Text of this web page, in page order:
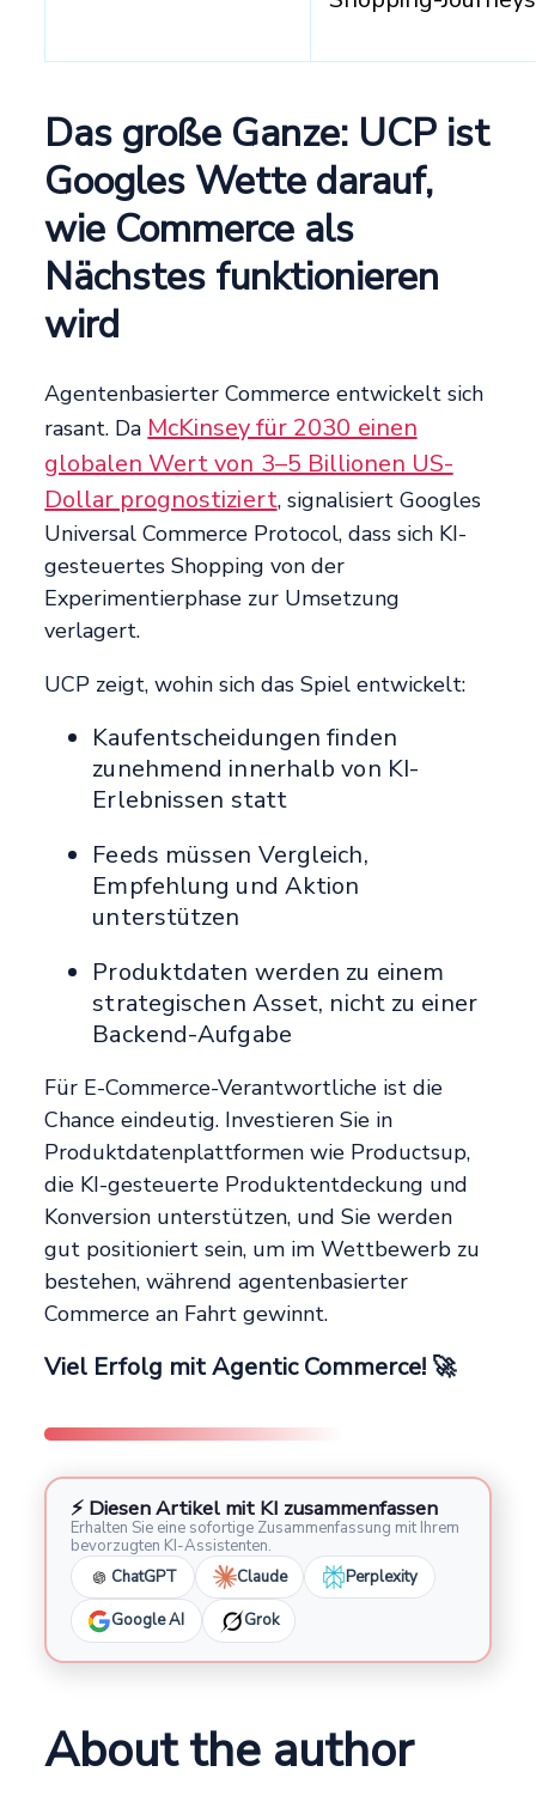
Das große Ganze: UCP ist
Googles Wette darauf,
wie Commerce als
Nächstes funktionieren
wird
Agentenbasierter Commerce entwickelt sich
rasant. Da McKinsey für 2030 einen
globalen Wert von 3–5 Billionen US-
Dollar prognostiziert, signalisiert Googles
Universal Commerce Protocol, dass sich KI-
gesteuertes Shopping von der
Experimentierphase zur Umsetzung
verlagert.
UCP zeigt, wohin sich das Spiel entwickelt:
Kaufentscheidungen finden
zunehmend innerhalb von KI-
Erlebnissen statt
Feeds müssen Vergleich,
Empfehlung und Aktion
unterstützen
Produktdaten werden zu einem
strategischen Asset, nicht zu einer
Backend-Aufgabe
Für E-Commerce-Verantwortliche ist die
Chance eindeutig. Investieren Sie in
Produktdatenplattformen wie Productsup,
die KI-gesteuerte Produktentdeckung und
Konversion unterstützen, und Sie werden
gut positioniert sein, um im Wettbewerb zu
bestehen, während agentenbasierter
Commerce an Fahrt gewinnt.
Viel Erfolg mit Agentic Commerce! 🚀
⚡ Diesen Artikel mit KI zusammenfassen
Erhalten Sie eine sofortige Zusammenfassung mit Ihrem
bevorzugten KI-Assistenten.
ChatGPT
Claude Perplexity
Google AI Grok
About the author